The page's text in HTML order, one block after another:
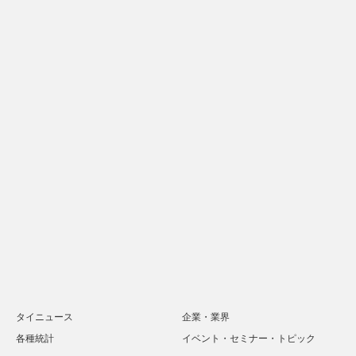
タイニュース
企業・業界
各種統計
イベント・セミナー・トピック